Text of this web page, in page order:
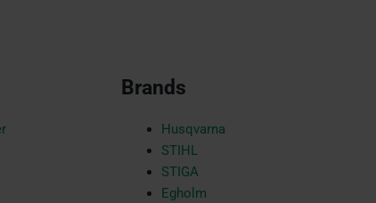
Brands
Husqvarna
STIHL
STIGA
Egholm